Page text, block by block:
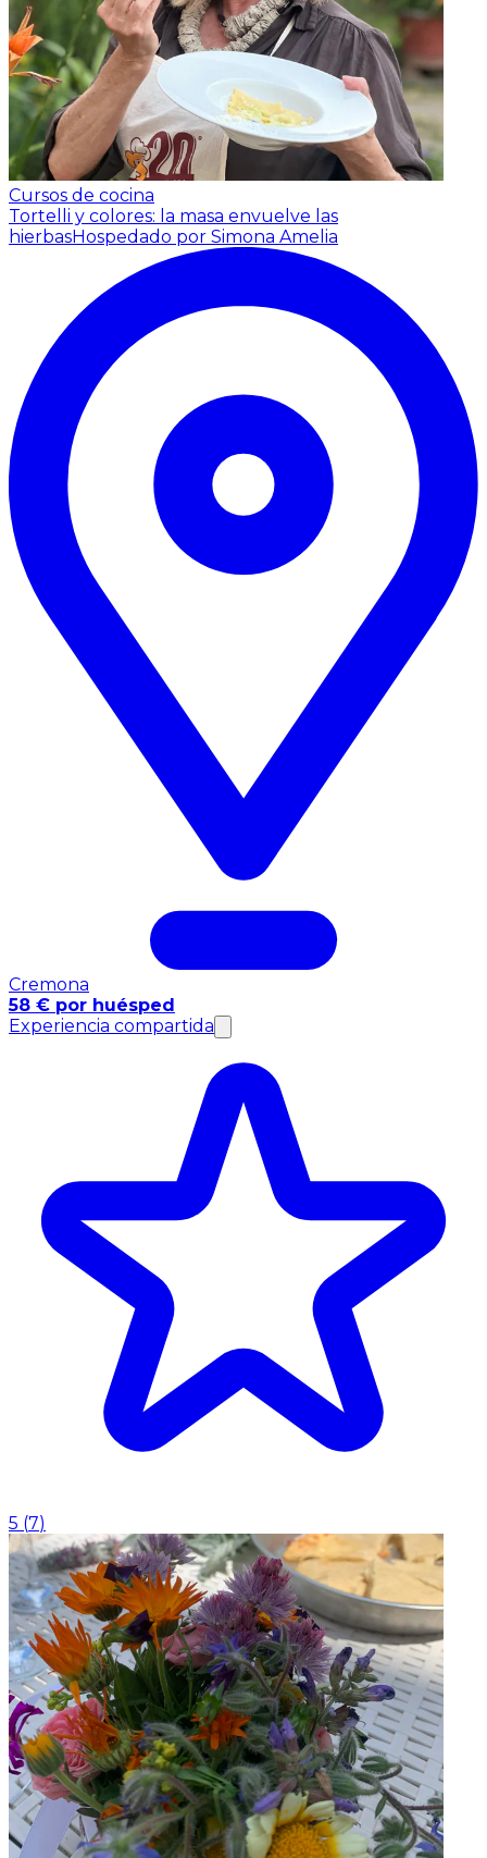
Cursos de cocina
Tortelli y colores: la masa envuelve las
hierbasHospedado por Simona Amelia
Cremona
58 € por huésped
Experiencia compartida
5 (7)